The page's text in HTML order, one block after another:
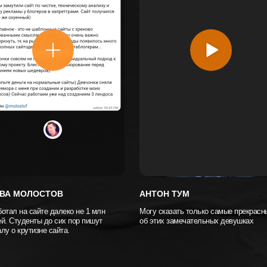
МОЛОСТОВ
на сайте далеко не 1 млн
Студенты до сих пор пишут
о крутизне сайта.
АНТОН ТУМ
Могу сказать только самые
об этих замечательных девушках